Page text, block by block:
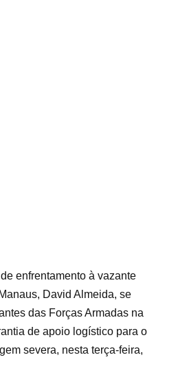
enfrentamento à vazante
David Almeida, se
das Forças Armadas na
de apoio logístico para o
severa, nesta terça-feira,